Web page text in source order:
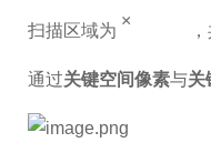
扫描区域为
×
通过关键空间像素与关